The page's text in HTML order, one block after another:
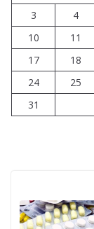
3
4
10
11
17
18
24
25
31